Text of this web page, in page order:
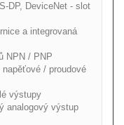
DP, DeviceNet - slot
a integrovaná
NPN / PNP
/ proudové
výstupy
analogový výstup